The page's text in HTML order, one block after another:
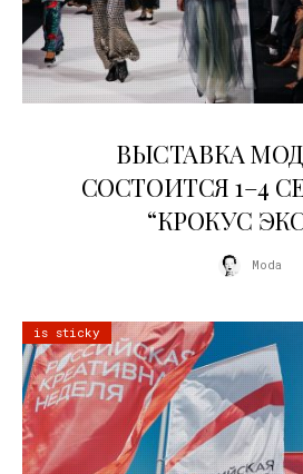
ВЫСТАВКА
СОСТОИТСЯ 1–4
“КРОКУС
Moda
is sticky